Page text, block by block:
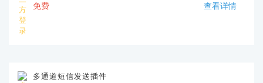
免费 查看详情
多通道短信发送插件